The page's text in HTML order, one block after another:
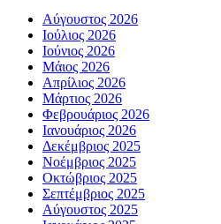
Αύγουστος 2026
Ιούλιος 2026
Ιούνιος 2026
Μάιος 2026
Απρίλιος 2026
Μάρτιος 2026
Φεβρουάριος 2026
Ιανουάριος 2026
Δεκέμβριος 2025
Νοέμβριος 2025
Οκτώβριος 2025
Σεπτέμβριος 2025
Αύγουστος 2025